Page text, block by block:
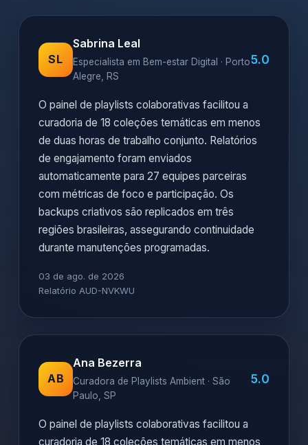
SL
Sabrina Leal
Especialista em Bem-estar Digital · Porto
Alegre, RS
5.0
O painel de playlists colaborativas facilitou a
curadoria de 18 coleções temáticas em menos
de duas horas de trabalho conjunto. Relatórios
de engajamento foram enviados
automaticamente para 27 equipes parceiras
com métricas de foco e participação. Os
backups criativos são replicados em três
regiões brasileiras, assegurando continuidade
durante manutenções programadas.
03 de ago. de 2026
Relatório AUD-NVKWU
AB
Ana Bezerra
Curadora de Playlists Ambient · São
Paulo, SP
5.0
O painel de playlists colaborativas facilitou a
curadoria de 18 coleções temáticas em menos